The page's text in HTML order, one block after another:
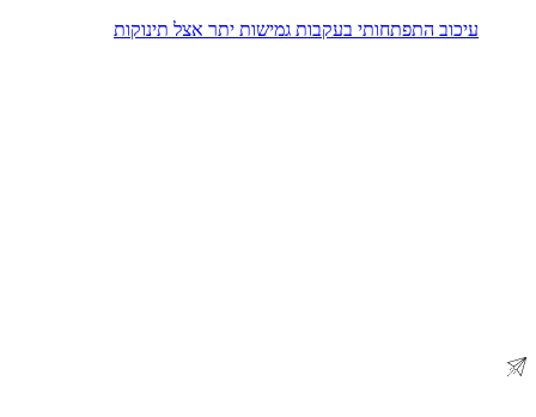
עיכוב התפתחותי בעקבות גמישות יתר אצל תינוקות